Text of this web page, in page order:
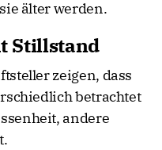
älter werden.
Stillstand
zeigen, dass
betrachtet
andere